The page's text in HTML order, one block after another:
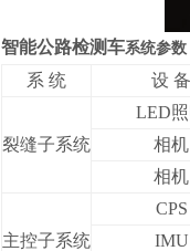
智能公路检测车系统参数
系 统 设 备
裂缝子系统
LED
相机
相机
主控子系统
CPS
IMU